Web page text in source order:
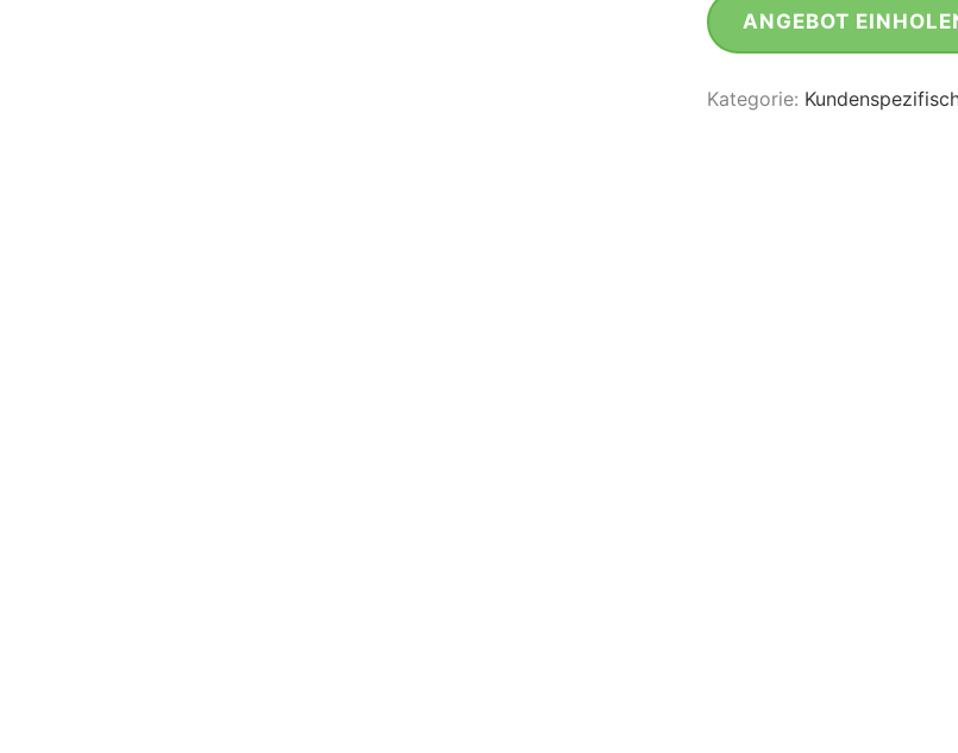
ANGEBOT
Kategorie: